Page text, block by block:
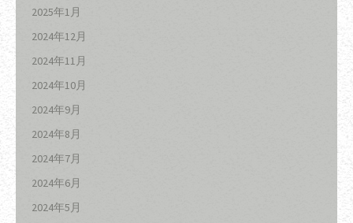
2025年1月
2024年12月
2024年11月
2024年10月
2024年9月
2024年8月
2024年7月
2024年6月
2024年5月